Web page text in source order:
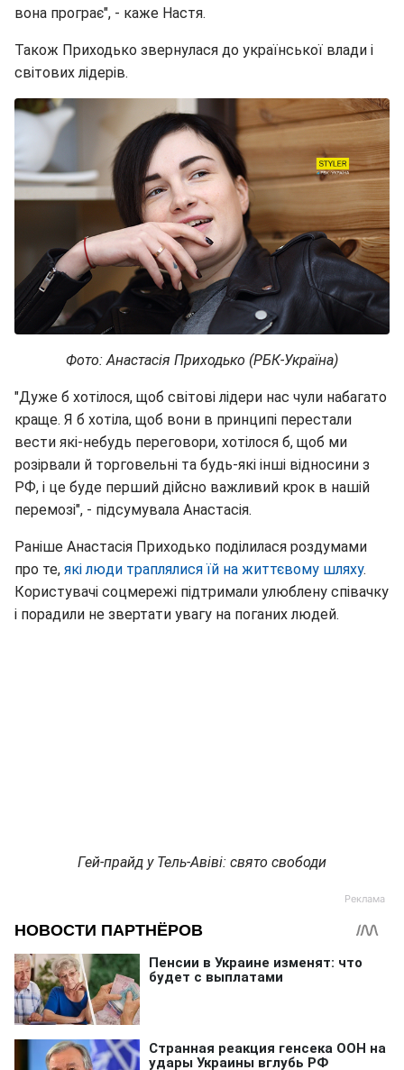
вона програє", - каже Настя.
Також Приходько звернулася до української влади і
світових лідерів.
Фото: Анастасія Приходько (РБК-Україна)
"Дуже б хотілося, щоб світові лідери нас чули набагато
краще. Я б хотіла, щоб вони в принципі перестали
вести які-небудь переговори, хотілося б, щоб ми
розірвали й торговельні та будь-які інші відносини з
РФ, і це буде перший дійсно важливий крок в нашій
перемозі", - підсумувала Анастасія.
Раніше Анастасія Приходько поділилася роздумами
про те, які люди траплялися їй на життєвому шляху.
Користувачі соцмережі підтримали улюблену співачку
і порадили не звертати увагу на поганих людей.
Гей-прайд у Тель-Авіві: свято свободи